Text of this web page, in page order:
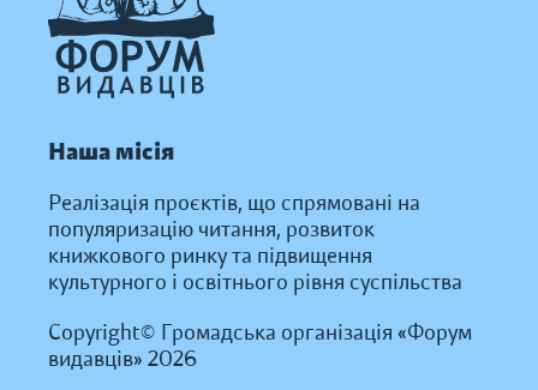
Наша місія
Реалізація проєктів, що спрямовані на
популяризацію читання, розвиток
книжкового ринку та підвищення
культурного і освітнього рівня суспільства
Copyright© Громадська організація «Форум
видавців» 2026